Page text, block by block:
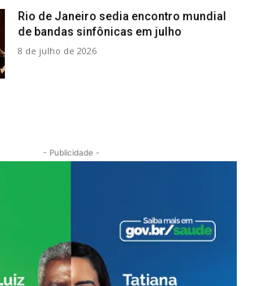
Rio de Janeiro sedia encontro mundial
de bandas sinfônicas em julho
8 de julho de 2026
- Publicidade -